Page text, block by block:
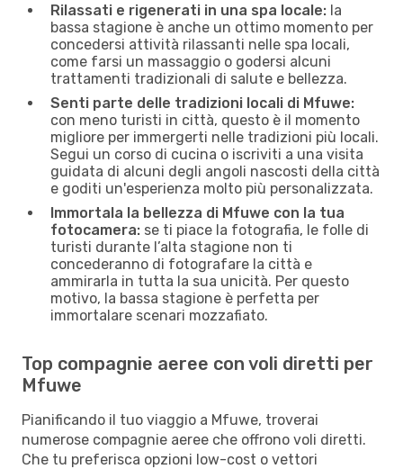
Rilassati e rigenerati in una spa locale: la
bassa stagione è anche un ottimo momento per
concedersi attività rilassanti nelle spa locali,
come farsi un massaggio o godersi alcuni
trattamenti tradizionali di salute e bellezza.
Senti parte delle tradizioni locali di Mfuwe:
con meno turisti in città, questo è il momento
migliore per immergerti nelle tradizioni più locali.
Segui un corso di cucina o iscriviti a una visita
guidata di alcuni degli angoli nascosti della città
e goditi un'esperienza molto più personalizzata.
Immortala la bellezza di Mfuwe con la tua
fotocamera: se ti piace la fotografia, le folle di
turisti durante l’alta stagione non ti
concederanno di fotografare la città e
ammirarla in tutta la sua unicità. Per questo
motivo, la bassa stagione è perfetta per
immortalare scenari mozzafiato.
Top compagnie aeree con voli diretti per
Mfuwe
Pianificando il tuo viaggio a Mfuwe, troverai
numerose compagnie aeree che offrono voli diretti.
Che tu preferisca opzioni low-cost o vettori